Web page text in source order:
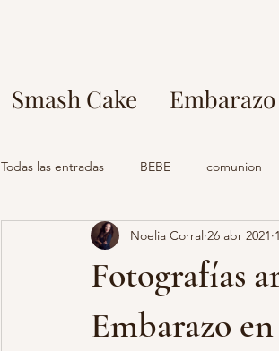
Smash Cake Embarazo
Todas las entradas BEBE comunion
fotos en parque europa fotografo
mi comunion madrid
Fotografías
Embarazo
Noelia Corral 26 abr 2021